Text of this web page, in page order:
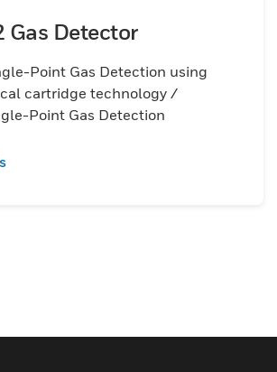
Gas Detector
Point Gas Detection using
cartridge technology /
Point Gas Detection